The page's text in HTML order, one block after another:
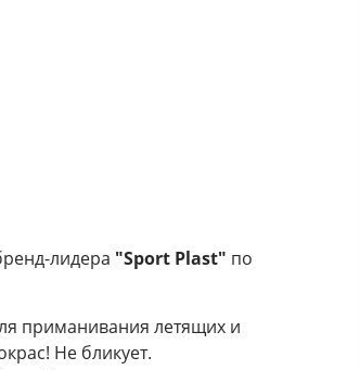
лидера "Sport Plast" по
приманивания летящих и
Не бликует.